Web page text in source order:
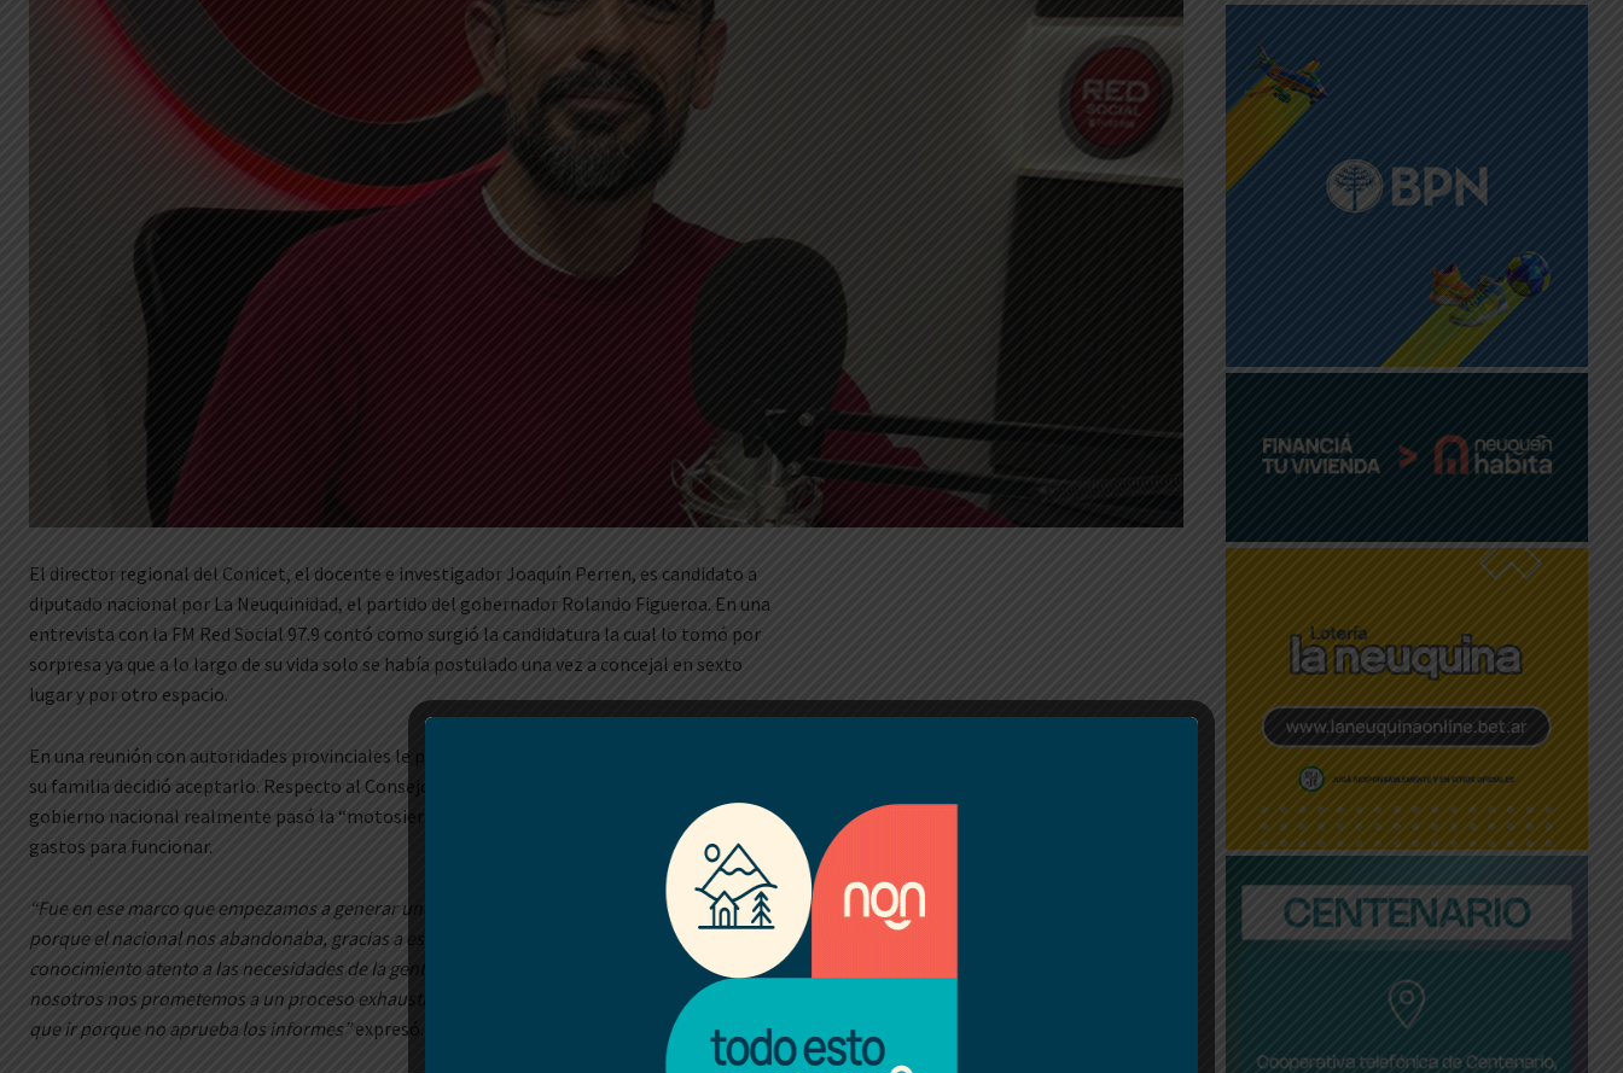
El director regional del Conicet, el docente e investigador Joaquín Perren, es candidato a
diputado nacional por La Neuquinidad, el partido del gobernador Rolando Figueroa. En una
entrevista con la FM Red Social 97.9 contó como surgió la candidatura la cual lo tomó por
sorpresa ya que a lo largo de su vida solo se había postulado una vez a concejal en sexto
lugar y por otro espacio.
En una reunión con autoridades provinciales le propusieron postularse y tras debatirlo con
su familia decidió aceptarlo. Respecto al Consejo Nacional de Investigaciones sostuvo que el
gobierno nacional realmente pasó la “motosierra” porque quedaron sin edificios y sin
gastos para funcionar.
“Fue en ese marco que empezamos a generar una articulación con el estado provincial
porque el nacional nos abandonaba, gracias a esa mano pudimos seguir produciendo un
conocimiento atento a las necesidades de la gente, responder a las necesidades del territorio,
nosotros nos prometemos a un proceso exhaustivo, ñoquis no hay, el que no labura se tiene
que ir porque no aprueba los informes”expresó.